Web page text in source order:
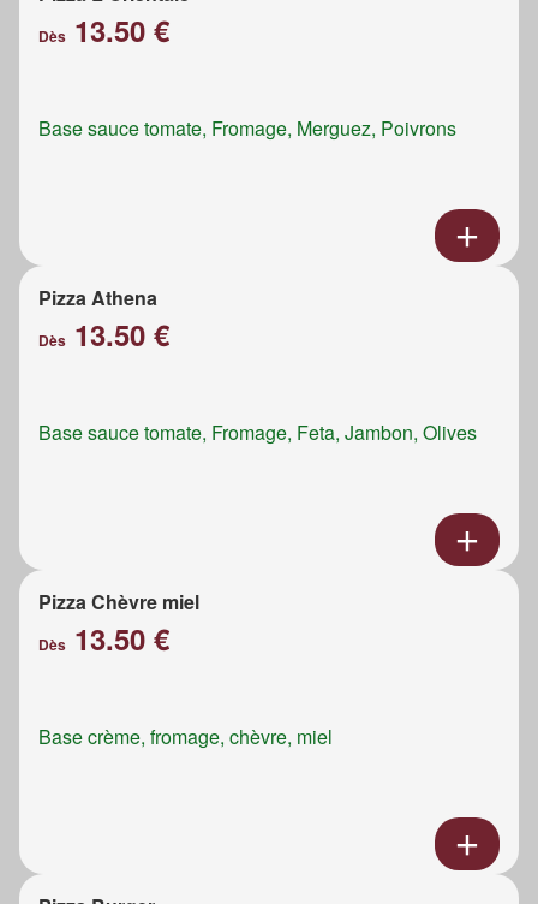
Dès 13.50 €
Base sauce tomate, Fromage, Merguez, Poivrons
Pizza Athena
Dès 13.50 €
Base sauce tomate, Fromage, Feta, Jambon, Olives
Pizza Chèvre miel
Dès 13.50 €
Base crème, fromage, chèvre, miel